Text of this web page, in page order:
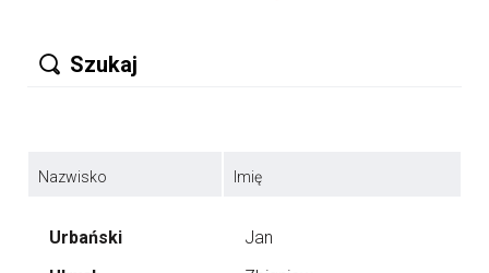
Nazwisko Imię
Urbański
Jan